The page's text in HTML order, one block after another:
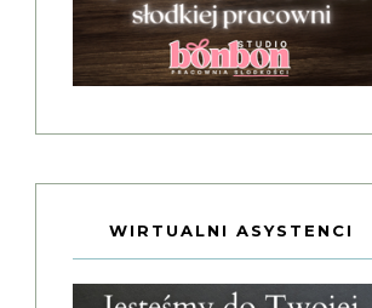
WIRTUALNI ASYSTENCI